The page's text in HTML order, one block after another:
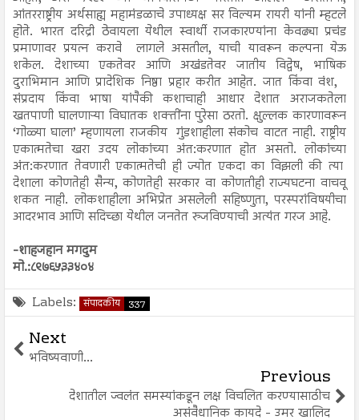
आंतरराष्ट्रीय अर्थसाह्य महामंडळाचे उपाध्यक्ष सर विल्यम रायरी यांनी म्हटले
होते. भारत दरिद्री ठेवायला येथील स्वार्थी राजकारण्यांना केवढ्या प्रचंड
प्रमाणावर प्रयत्न करावे लागले असतील, याची यावरून कल्पना येऊ
शकेल. देशाच्या एकतेवर आणि अखंडतेवर जातीय विद्वेष, भाषिक
दुराभिमान आणि प्रादेशिक निष्ठा प्रहार करीत आहेत. जात किंवा वंश,
संप्रदाय किंवा भाषा यांपैकी कशाचाही आधार देशात अराजकतेला
खतपाणी घालणाऱ्या विघातक शक्तींना पुरेसा ठरतो. क्षुल्लक कारणावरून
‘गोळ्या घाला’ म्हणायला राजकीय गुंडशाहीला संकोच वाटत नाही. राष्ट्रीय
एकात्मतेचा खरा उदय लोकांच्या अंत:करणात होत असतो. लोकांच्या
अंत:करणात तेवणारी एकात्मतेची ही ज्योत एकदा का विझली की त्या
देशाला कोणतेही सैन्य, कोणतेही सरकार वा कोणतीही राज्यघटना वाचवू
शकत नाही. लोकशाहीला अभिप्रेत असलेली सहिष्णुता, परस्परांविषयीचा
आदरभाव आणि सदिच्छा येथील जनतेत रुजविण्याची अत्यंत गरज आहे.
-शाहजहान मगदुम
मो.:८९७६५३३४०४
Labels: संपादकीय 337
Next
भविष्यवाणी...
Previous
देशातील ज्वलंत समस्यांकडून लक्ष विचलित करण्यासाठीच
असंवैधानिक कायदे - उमर खालिद